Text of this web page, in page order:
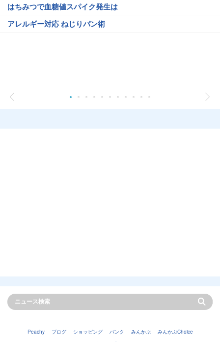
はちみつで血糖値スパイク発生は
アレルギー対応 ねじりパン術
Peachy ブログ ショッピング バンク みんかぶ
みんかぶChoice